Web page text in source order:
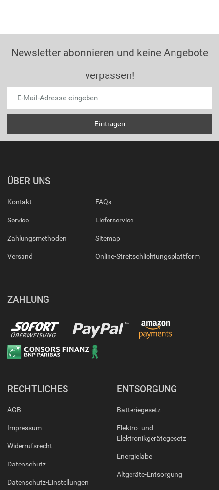
Newsletter abonnieren und keine Angebote
verpassen!
ÜBER UNS
Kontakt
Service
Zahlungsmethoden
Versand
FAQs
Lieferservice
Sitemap
Online-Streitschlichtungsplattform
ZAHLUNG
RECHTLICHES
AGB
Impressum
Widerrufsrecht
Datenschutz
Datenschutz-Einstellungen
ENTSORGUNG
Batteriegesetz
Elektro- und
Elektronikgerätegesetz
Energielabel
Altgeräte-Entsorgung